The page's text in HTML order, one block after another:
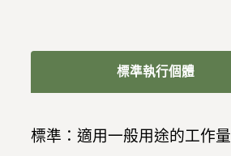
標準執行個體
標準：適用一般用途的工作量